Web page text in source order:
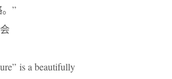
”
is a beautifully